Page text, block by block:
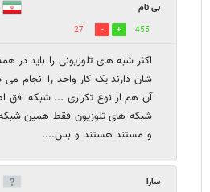
بی نام
455
27
اکثر شبه های تلوزیونی را باید در
شان دارند یک کار واحد را انجام
آن هم از نوع تکراری ... شبکه افق
شبکه های تلوزیون فقط همین
و مستند هستند و بس....
سارا